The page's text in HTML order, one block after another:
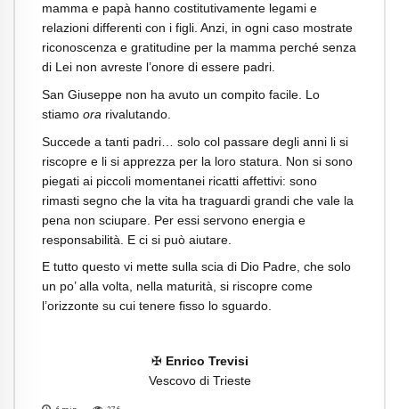
mamma e papà hanno costitutivamente legami e
relazioni differenti con i figli. Anzi, in ogni caso mostrate
riconoscenza e gratitudine per la mamma perché senza
di Lei non avreste l’onore di essere padri.
San Giuseppe non ha avuto un compito facile. Lo
stiamo ora rivalutando.
Succede a tanti padri… solo col passare degli anni li si
riscopre e li si apprezza per la loro statura. Non si sono
piegati ai piccoli momentanei ricatti affettivi: sono
rimasti segno che la vita ha traguardi grandi che vale la
pena non sciupare. Per essi servono energia e
responsabilità. E ci si può aiutare.
E tutto questo vi mette sulla scia di Dio Padre, che solo
un po’ alla volta, nella maturità, si riscopre come
l’orizzonte su cui tenere fisso lo sguardo.
✠ Enrico Trevisi
Vescovo di Trieste